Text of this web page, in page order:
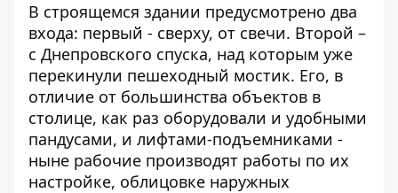
В строящемся здании предусмотрено два
входа: первый - сверху, от свечи. Второй –
с Днепровского спуска, над которым уже
перекинули пешеходный мостик. Его, в
отличие от большинства объектов в
столице, как раз оборудовали и удобными
пандусами, и лифтами-подъемниками -
ныне рабочие производят работы по их
настройке, облицовке наружных